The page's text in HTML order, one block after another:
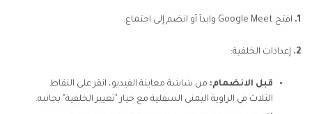
1. افتح Google Meet وابدأ أو انضم إلى اجتماع.
2. إعدادات الخلفية:
قبل الانضمام: من شاشة معاينة الفيديو، انقر على النقاط
الثلاث في الزاوية اليمنى السفلية مع خيار "تغيير الخلفية" بجانبه.